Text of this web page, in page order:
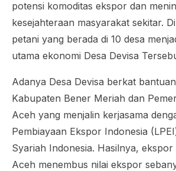
potensi komoditas ekspor dan
kesejahteraan masyarakat sekitar.
petani yang berada di 10 desa
utama ekonomi Desa Devisa
Adanya Desa Devisa berkat
Kabupaten Bener Meriah dan
Aceh yang menjalin kerjasama
Pembiayaan Ekspor Indonesia
Syariah Indonesia. Hasilnya,
Aceh menembus nilai ekspor